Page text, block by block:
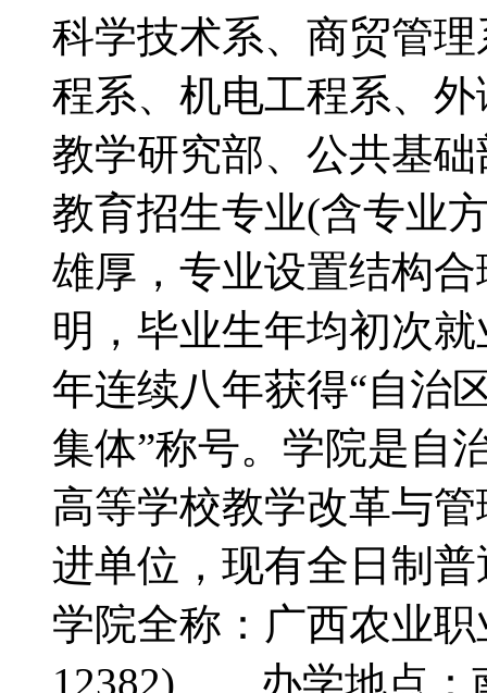
科学技术系、商贸管
程系、机电工程系、
教学研究部、公共基
教育招生专业(含专业
雄厚，专业设置结构
明，毕业生年均初次
年连续八年获得“自治
集体”称号。学院是自
高等学校教学改革与
进单位，现有全日制
学院全称：广西农业
12382) 办学地点：